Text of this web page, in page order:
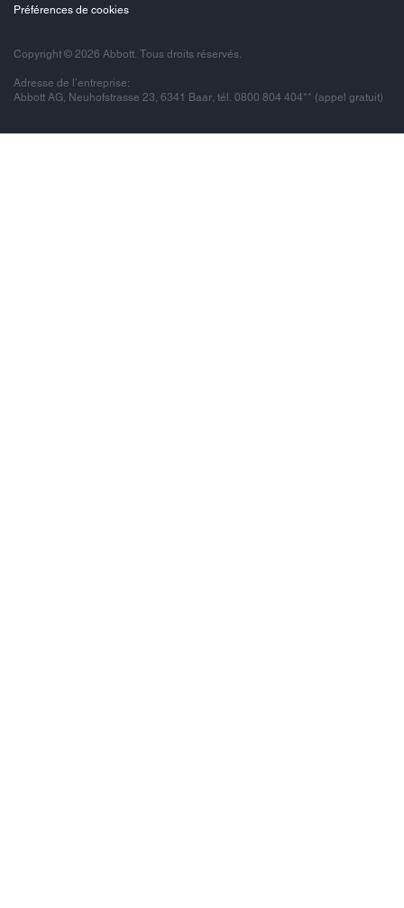
Préférences de cookies
Copyright © 2026 Abbott. Tous droits réservés.
Adresse de l’entreprise:
Abbott AG, Neuhofstrasse 23, 6341 Baar, tél. 0800 804 404** (appel gratuit)